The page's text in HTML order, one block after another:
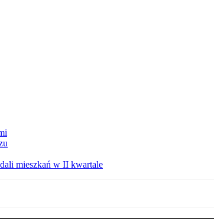
mieszkań w II kwartale